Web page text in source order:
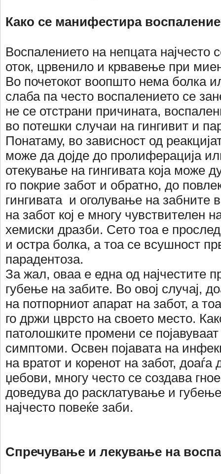
Како се манифестира
Воспалението на непцата најчесто
оток, црвенило и крвавење при
Во почетокот воопшто нема болка
слаба па често воспалението се
не се отстрани причината,
во потешки случаи на гингивит и
Понатаму, во зависност од
може да дојде до пролиферација
отекување на гингивата која може
го покрие забот и обратно, до
гингивата и оголување на забните
на забот кој е многу чувствителен
хемиски дразби. Сето тоа е
и остра болка, а тоа се всушност
парадентоза.
За жал, оваа е една од најчестите
губење на забите. Во овој случај,
на потпорниот апарат на забот, а
го држи цврсто на своето место.
патолошките промени се
симптоми. Освен појавата на
на вратот и коренот на забот,
џебови, многу често се создава
доведува до расклатување и
најчесто повеќе заби.
Спречување и лекување на